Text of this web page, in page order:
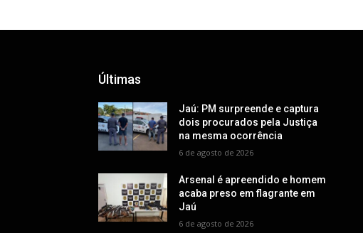
Últimas
Jaú: PM surpreende e captura
dois procurados pela Justiça
na mesma ocorrência
6 de agosto de 2026
Arsenal é apreendido e homem
acaba preso em flagrante em
Jaú
6 de agosto de 2026